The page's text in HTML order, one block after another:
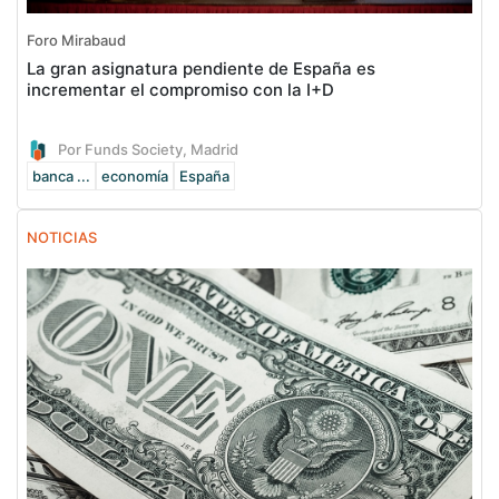
Foro Mirabaud
La gran asignatura pendiente de España es
incrementar el compromiso con la I+D
Por Funds Society, Madrid
banca ...
economía España
NOTICIAS